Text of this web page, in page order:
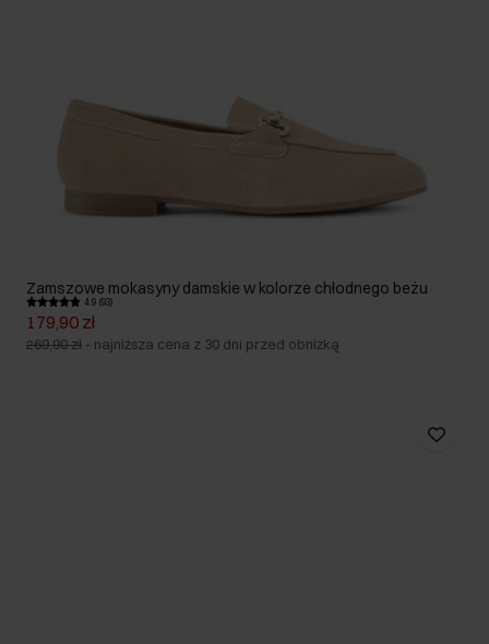
Zamszowe mokasyny damskie w kolorze chłodnego beżu
4.9 (93)
179,90 zł
269,90 zł - najniższa cena z 30 dni przed obniżką